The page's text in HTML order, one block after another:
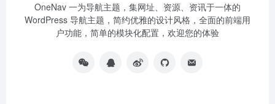
OneNav 一为导航主题，集网址、资源、资讯于一体的
WordPress 导航主题，简约优雅的设计风格，全面的前端用
户功能，简单的模块化配置，欢迎您的体验